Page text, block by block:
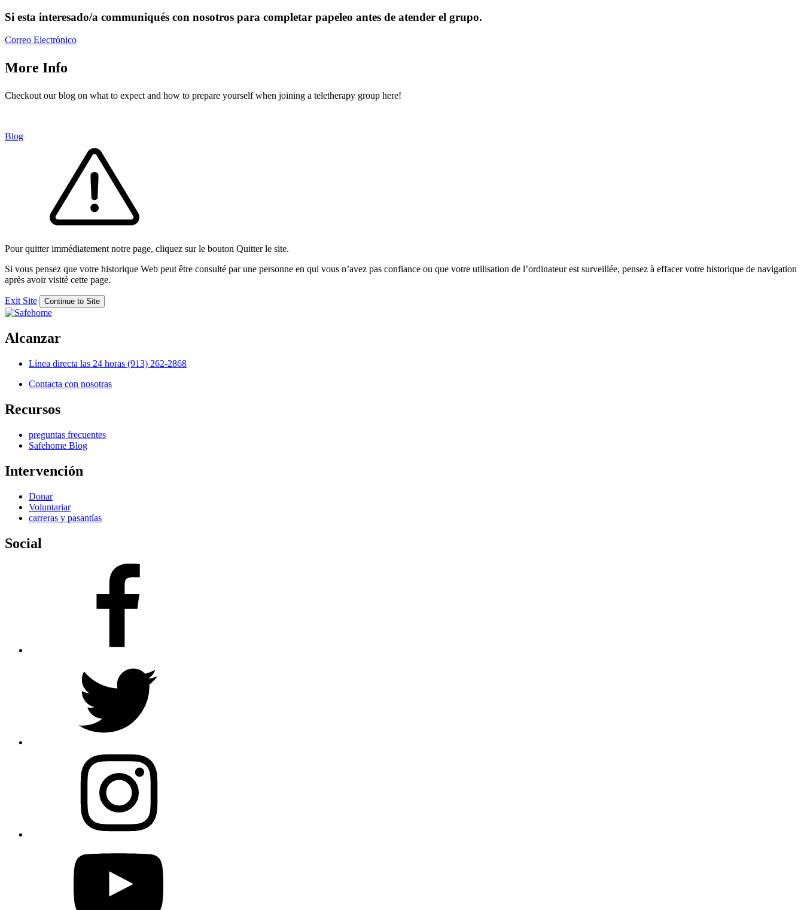
Si esta interesado/a communiqués con nosotros para completar papeleo antes de atender el grupo.
Correo Electrónico
More Info
Checkout our blog on what to expect and how to prepare yourself when joining a teletherapy group here!
Blog
Pour quitter immédiatement notre page, cliquez sur le bouton Quitter le site.
Si vous pensez que votre historique Web peut être consulté par une personne en qui vous n’avez pas confiance ou que votre utilisation de l’ordinateur est surveillée, pensez à effacer votre historique de navigation
après avoir visité cette page.
Exit Site Continue to Site
Alcanzar
Línea directa las 24 horas (913) 262-2868
Contacta con nosotras
Recursos
preguntas frecuentes
Safehome Blog
Intervención
Donar
Voluntariar
carreras y pasantías
Social